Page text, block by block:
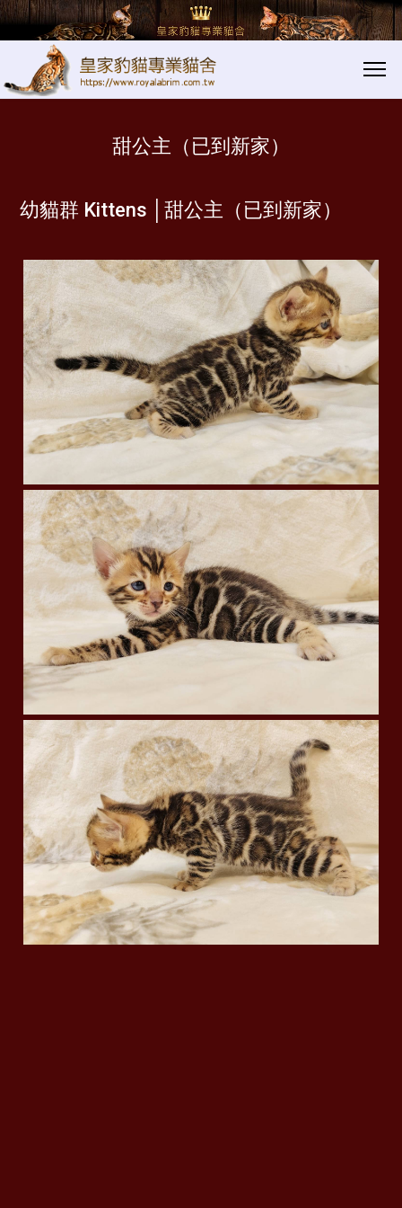
幼貓群 Kittens │xx
xx
甜公主（已到新家）
幼貓群 Kittens │甜公主（已到新家）